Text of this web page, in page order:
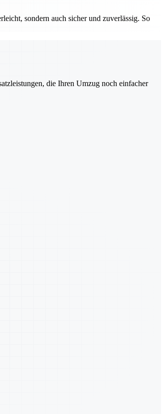
sondern auch sicher und zuverlässig. So
die Ihren Umzug noch einfacher